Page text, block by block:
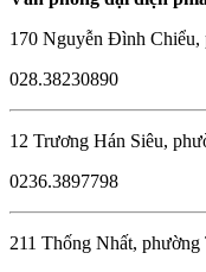
170 Nguyễn Đình
028.38230890
12 Trương Hán Siêu,
0236.3897798
211 Thống Nhất,